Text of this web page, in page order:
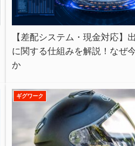
【差配システム・現金対応】
に関する仕組みを解説！なぜ
か
ギグワーク